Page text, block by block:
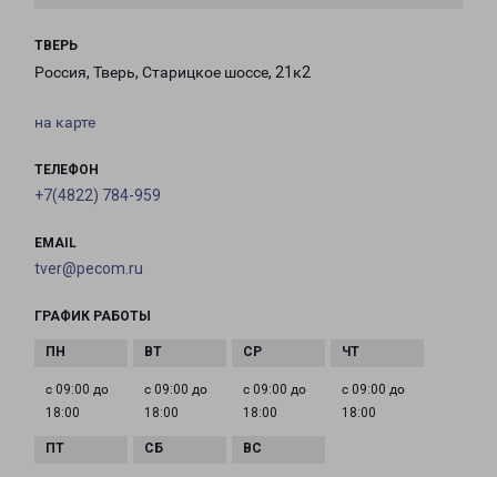
ТВЕРЬ
Россия, Тверь, Старицкое шоссе, 21к2
на карте
ТЕЛЕФОН
+7(4822) 784-959
EMAIL
tver@pecom.ru
ГРАФИК РАБОТЫ
с 09:00 до
18:00
с 09:00 до
18:00
с 09:00 до
18:00
с 09:00 до
18:00